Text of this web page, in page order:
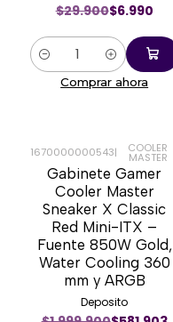
$29.900$6.990
Cantidad
Comprar ahora
-70%
1670000000543| COOLER
MASTER
Gabinete Gamer
Cooler Master
Sneaker X Classic
Red Mini-ITX –
Fuente 850W Gold,
Water Cooling 360
mm y ARGB
Deposito